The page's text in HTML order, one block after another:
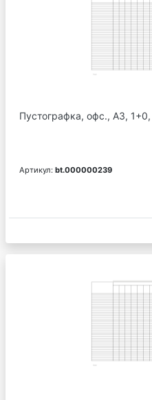
Пустографка, офс., А3,
Артикул: bt.000000239